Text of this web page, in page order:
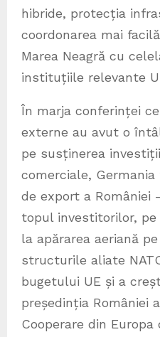
hibride, protecția
coordonarea mai
Marea Neagră cu
instituțiile relevante
În marja conferinței
externe au avut o
pe susținerea
comerciale,
de export a României
topul investitorilor,
la apărarea aeriană
structurile aliate
bugetului UE și a
președinția României
Cooperare din Europa